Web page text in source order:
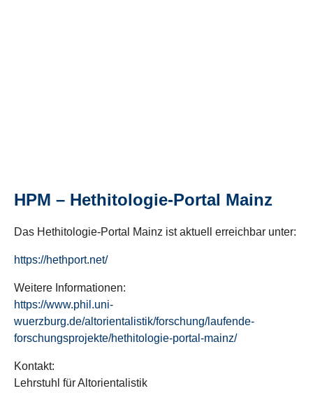
HPM – Hethitologie-Portal Mainz
Das Hethitologie-Portal Mainz ist aktuell erreichbar unter:
https://hethport.net/
Weitere Informationen:
https://www.phil.uni-
wuerzburg.de/altorientalistik/forschung/laufende-
forschungsprojekte/hethitologie-portal-mainz/
Kontakt:
Lehrstuhl für Altorientalistik